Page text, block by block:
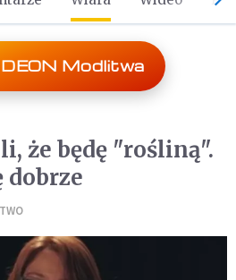
DEON Modlitwa
że będę "rośliną".
dobrze